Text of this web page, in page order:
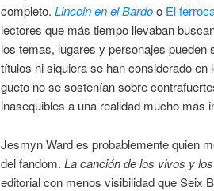
completo. Lincoln en el Bardoo El
lectores que más tiempo llevaban
los temas, lugares y personajes
títulos ni siquiera se han considerado
gueto no se sostenían sobre
inasequibles a una realidad mucho más
Jesmyn Ward es probablemente quien
del fandom. La canción de los vivos y
editorial con menos visibilidad que Seix